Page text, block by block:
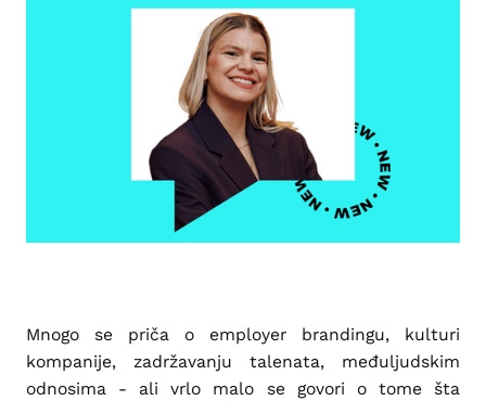
Mnogo se priča o employer brandingu, kulturi
kompanije, zadržavanju talenata, međuljudskim
odnosima - ali vrlo malo se govori o tome šta